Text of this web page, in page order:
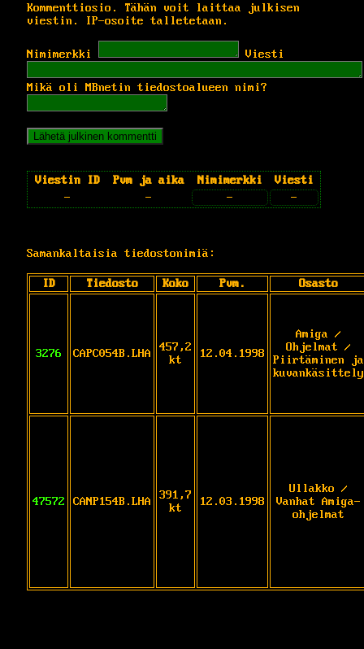
Kommenttiosio. Tähän voit laittaa julkisen
viestin. IP-osoite talletetaan.
Nimimerkki Viesti
Mikä oli MBnetin tiedostoalueen nimi?
Viestin ID Pvm ja aika Nimimerkki
Viesti
-
- - -
Samankaltaisia tiedostonimiä:
ID Tiedosto Koko Pvm. Osasto
3276 CAPC054B.LHA
457,2
kt
12.04.1998
Amiga /
Ohjelmat /
Piirtäminen ja
kuvankäsittely
47572 CANP154B.LHA
391,7
kt
12.03.1998
Ullakko /
Vanhat Amiga-
ohjelmat